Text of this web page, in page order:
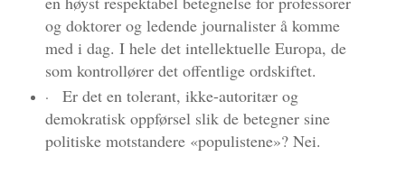
og doktorer og ledende journalister å komme
med i dag. I hele det intellektuelle Europa, de
som kontrollører det offentlige ordskiftet.
·
Er det en tolerant, ikke-autoritær og
demokratisk oppførsel slik de betegner sine
politiske motstandere «populistene»? Nei.